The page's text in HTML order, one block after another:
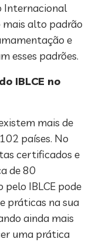
Internacional
mais alto padrão
e
esses padrões.
IBLCE no
mais de
países. No
certificados e
de 80
IBLCE pode
práticas na sua
ainda mais
uma prática